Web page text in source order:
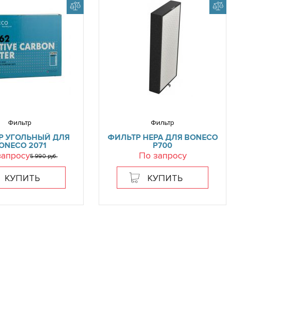
Фильтр
УГОЛЬНЫЙ ДЛЯ
2071
5 990 руб.
КУПИТЬ
Фильтр
ФИЛЬТР HEPA ДЛЯ BONECO
P700
По запросу
КУПИТЬ